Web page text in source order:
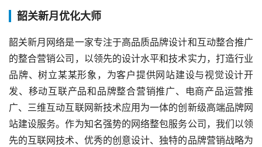
韶关新月优化大师
韶关新月网络是一家专注于高品质品牌设计和互动整合推广
的整合营销公司，以领先的设计水平和技术实力，打造行业
品牌、树立某某形象，为客户提供网站建设与视觉设计开
发、移动互联产品和品牌整合营销推广、电商产品运营推
广、三维互动互联网新技术应用为一体的创新级高端品牌网
站建设服务。作为知名强势的网络整包服务公司，我们以领
先的互联网技术、优秀的创意设计、独特的品牌营销战略为